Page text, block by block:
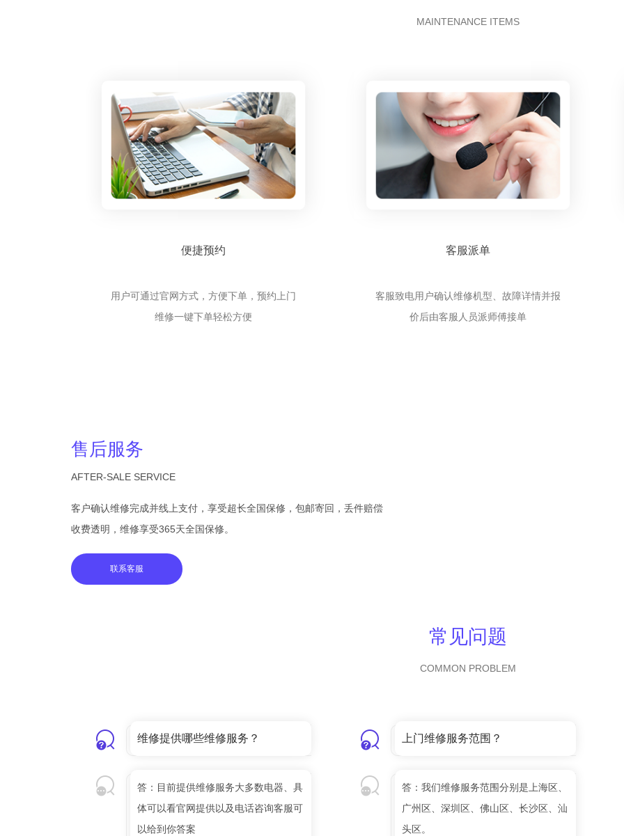
MAINTENANCE ITEMS
便捷预约
用户可通过官网方式，方便下单，预约上门
维修一键下单轻松方便
客服派单
客服致电用户确认维修机型、故障详情并报
价后由客服人员派师傅接单
售后服务
AFTER-SALE SERVICE
客户确认维修完成并线上支付，享受超长全国保修，包邮寄回，丢件赔偿
收费透明，维修享受365天全国保修。
联系客服
常见问题
COMMON PROBLEM
维修提供哪些维修服务？
答：目前提供维修服务大多数电器、具
体可以看官网提供以及电话咨询客服可
以给到你答案
上门维修服务范围？
答：我们维修服务范围分别是上海区、
广州区、深圳区、佛山区、长沙区、汕
头区。